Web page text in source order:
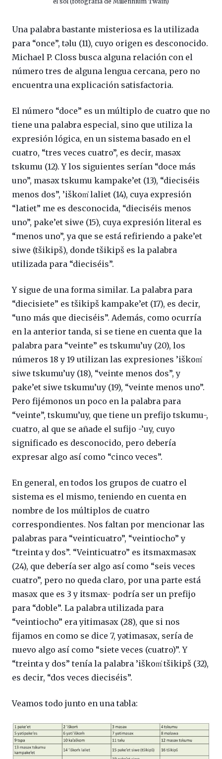
Una palabra bastante misteriosa es la utilizada
para “once”, tǝlu (11), cuyo origen es desconocido.
Michael P. Closs busca alguna relación con el
número tres de alguna lengua cercana, pero no
encuentra una explicación satisfactoria.
El número “doce” es un múltiplo de cuatro que no
tiene una palabra especial, sino que utiliza la
expresión lógica, en un sistema basado en el
cuatro, “tres veces cuatro”, es decir, masǝx
tskumu (12). Y los siguientes serían “doce más
uno”, masǝx tskumu kampake’et (13), “dieciséis
menos dos”, ’iškom̓ laliet (14), cuya expresión
“latiet” me es desconocida, “dieciséis menos
uno”, pake’et siwe (15), cuya expresión literal es
“menos uno”, ya que se está refiriendo a pake’et
siwe (tšikipš), donde tšikipš es la palabra
utilizada para “dieciséis”.
Y sigue de una forma similar. La palabra para
“diecisiete” es tšikipš kampake’et (17), es decir,
“uno más que dieciséis”. Además, como ocurría
en la anterior tanda, si se tiene en cuenta que la
palabra para “veinte” es tskumu’uy (20), los
números 18 y 19 utilizan las expresiones ’iškom̓
siwe tskumu’uy (18), “veinte menos dos”, y
pake’et siwe tskumu’uy (19), “veinte menos uno”.
Pero fijémonos un poco en la palabra para
“veinte”, tskumu’uy, que tiene un prefijo tskumu-,
cuatro, al que se añade el sufijo -’uy, cuyo
significado es desconocido, pero debería
expresar algo así como “cinco veces”.
En general, en todos los grupos de cuatro el
sistema es el mismo, teniendo en cuenta en
nombre de los múltiplos de cuatro
correspondientes. Nos faltan por mencionar las
palabras para “veinticuatro”, “veintiocho” y
“treinta y dos”. “Veinticuatro” es itsmaxmasǝx
(24), que debería ser algo así como “seis veces
cuatro”, pero no queda claro, por una parte está
masǝx que es 3 y itsmax- podría ser un prefijo
para “doble”. La palabra utilizada para
“veintiocho” era yitimasǝx (28), que si nos
fijamos en como se dice 7, yǝtimasǝx, sería de
nuevo algo así como “siete veces (cuatro)”. Y
“treinta y dos” tenía la palabra ’iškom̓ tšikipš (32),
es decir, “dos veces dieciséis”.
Veamos todo junto en una tabla: